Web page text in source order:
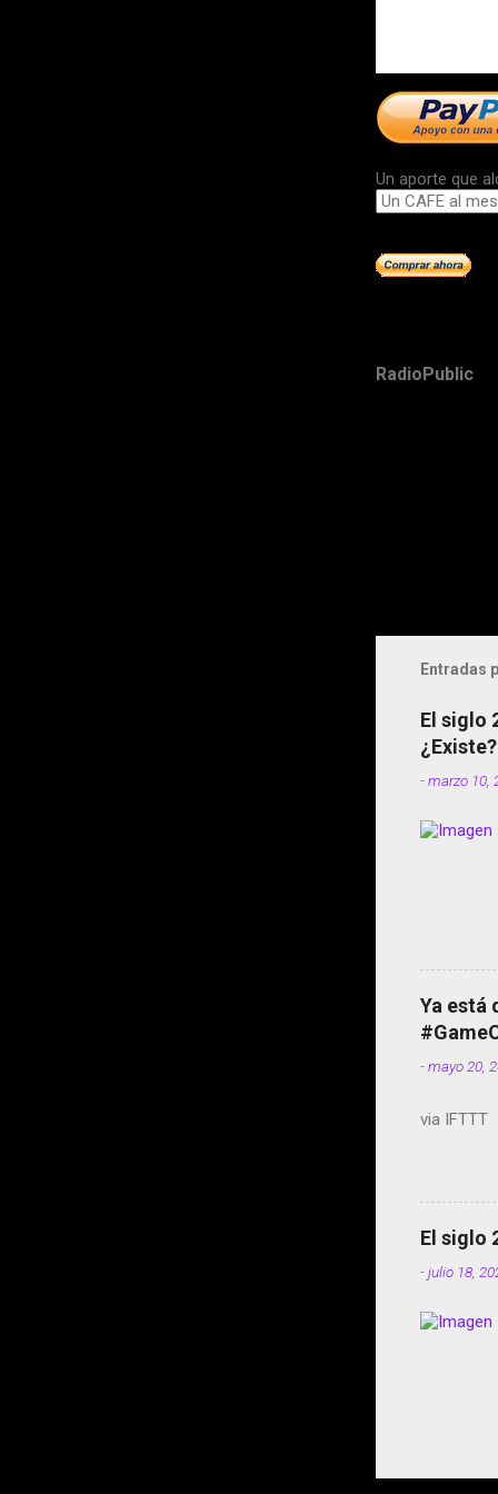
Un aporte que
RadioPublic
Entradas
El siglo
¿Existe?
-marzo 10,
Ya está
-mayo 20,
via IFTTT
El siglo
-julio 18,